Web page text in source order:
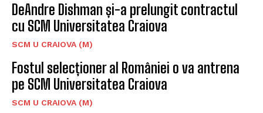
DeAndre Dishman și-a prelungit contractul
cu SCM Universitatea Craiova
SCM U CRAIOVA (M)
Fostul selecționer al României o va antrena
pe SCM Universitatea Craiova
SCM U CRAIOVA (M)